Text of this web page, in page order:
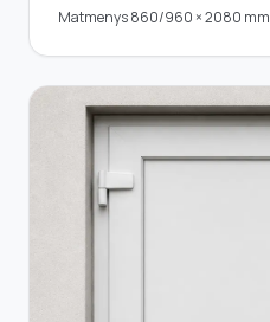
Matmenys 860/960 × 2080 mm